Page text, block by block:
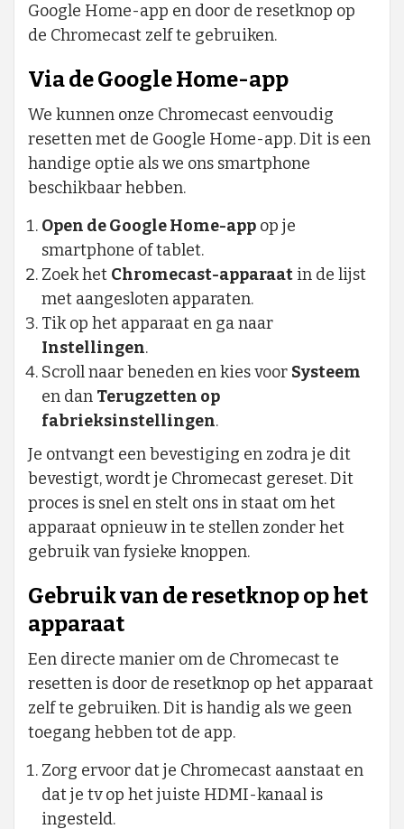
Google Home-app en door de resetknop op
de Chromecast zelf te gebruiken.
Via de Google Home-app
We kunnen onze Chromecast eenvoudig
resetten met de Google Home-app. Dit is een
handige optie als we ons smartphone
beschikbaar hebben.
Open de Google Home-app op je
smartphone of tablet.
Zoek het Chromecast-apparaat in de lijst
met aangesloten apparaten.
Tik op het apparaat en ga naar
Instellingen.
Scroll naar beneden en kies voor Systeem
en dan Terugzetten op
fabrieksinstellingen.
Je ontvangt een bevestiging en zodra je dit
bevestigt, wordt je Chromecast gereset. Dit
proces is snel en stelt ons in staat om het
apparaat opnieuw in te stellen zonder het
gebruik van fysieke knoppen.
Gebruik van de resetknop op het
apparaat
Een directe manier om de Chromecast te
resetten is door de resetknop op het apparaat
zelf te gebruiken. Dit is handig als we geen
toegang hebben tot de app.
Zorg ervoor dat je Chromecast aanstaat en
dat je tv op het juiste HDMI-kanaal is
ingesteld.